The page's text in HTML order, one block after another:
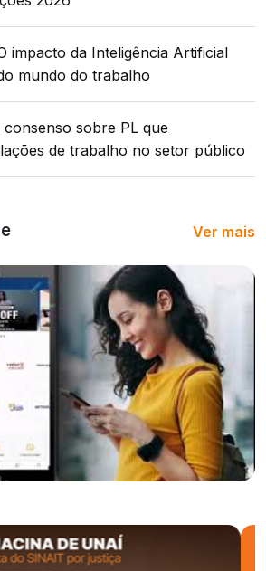
impacto da Inteligência Artificial
mundo do trabalho
consenso sobre PL que
de trabalho no setor público
Ver mais